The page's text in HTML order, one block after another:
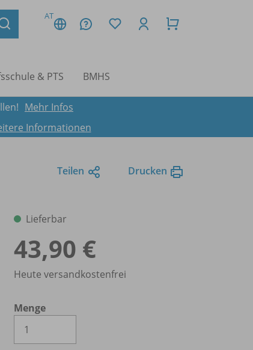
AT
& PTS BMHS
Mehr Infos
Informationen
Teilen Drucken
Lieferbar
43,90 €
Menge
Heute versandkostenfrei